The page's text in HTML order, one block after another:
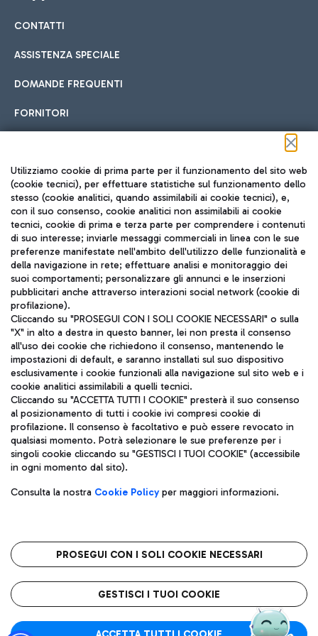
Cucina Internazionale
Fast Food
Pizza
Gelateria
Wine Bar & Sparkling
Hotel in aeroporto
Scegli l'alloggio più adatto e approfitta della vicinanza
all'aeroporto.
Car sharing
Con il Car Sharing è ancora più facile spostarsi
Treno
Raggiungi velocemente l'aeroporto di Fiumicino da Roma
tramite i servizi ferroviari Trenitalia.
Autobus
Scopri le linee di autobus per raggiungere l'aeroporto
Leonardo Da Vinci.
Raggiungi l’aeroporto senza pensieri con il servizio di taxi a
Ristoranti
Scopri la nostra offerta per una pausa gustosa in aeroporto
Mappa Aeroporto Fiumicino
CONTATTI
ASSISTENZA SPECIALE
DOMANDE FREQUENTI
FORNITORI
Seguici sui social
TRAVEL JOURNAL
ITA
Aeroporti di Roma S.p.A. - Società soggetta a direzione e
coordinamento di Mundys S.p.A.
Codice fiscale e Registro delle Imprese di Roma 13032990155 P.
IVA 06572251004
Capitale sociale 62.224.743,00 int. vers.
Sede legale: Via Pier Paolo Racchetti 1 - 00054 Fiumicino (RM)
telefono +39 06 65951
Privacy policy
Note legali
Roma FCO
L'aeroporto stellato
Utilizziamo cookie di prima parte per il funzionamento del sito web
(cookie tecnici), per effettuare statistiche sul funzionamento dello
stesso (cookie analitici, quando assimilabili ai cookie tecnici), e,
con il suo consenso, cookie analitici non assimilabili ai cookie
tecnici, cookie di prima e terza parte per comprendere i contenuti
di suo interesse; inviarle messaggi commerciali in linea con le sue
preferenze manifestate nell'ambito dell'utilizzo delle funzionalità e
della navigazione in rete; effettuare analisi e monitoraggio dei
suoi comportamenti; personalizzare gli annunci e le inserzioni
pubblicitari anche attraverso interazioni social network (cookie di
profilazione).
Cliccando su "PROSEGUI CON I SOLI COOKIE NECESSARI" o sulla
"X" in alto a destra in questo banner, lei non presta il consenso
all'uso dei cookie che richiedono il consenso, mantenendo le
impostazioni di default, e saranno installati sul suo dispositivo
esclusivamente i cookie funzionali alla navigazione sul sito web e i
cookie analitici assimilabili a quelli tecnici.
Cliccando su "ACCETTA TUTTI I COOKIE" presterà il suo consenso
al posizionamento di tutti i cookie ivi compresi cookie di
profilazione. Il consenso è facoltativo e può essere revocato in
qualsiasi momento. Potrà selezionare le sue preferenze per i
singoli cookie cliccando su "GESTISCI I TUOI COOKIE" (accessibile
in ogni momento dal sito).
Consulta la nostra Cookie Policyper maggiori informazioni.
PROSEGUI CON I SOLI COOKIE NECESSARI
GESTISCI I TUOI COOKIE